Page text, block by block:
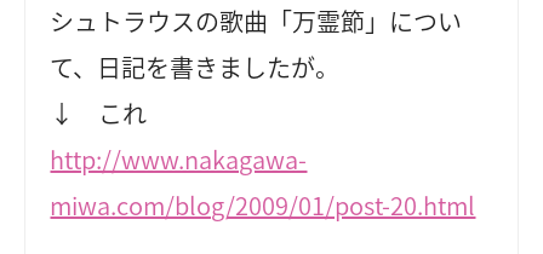
シュトラウスの歌曲「万霊節」につい
て、日記を書きましたが。
↓ これ
http://www.nakagawa-
miwa.com/blog/2009/01/post-20.html